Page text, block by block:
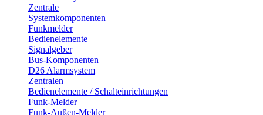
Zentrale
Systemkomponenten
Funkmelder
Bedienelemente
Signalgeber
Bus-Komponenten
D26 Alarmsystem
Zentralen
Bedienelemente / Schalteinrichtungen
Funk-Melder
Funk-Außen-Melder